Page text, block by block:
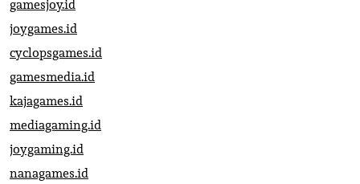
gamesjoy.id
joygames.id
cyclopsgames.id
gamesmedia.id
kajagames.id
mediagaming.id
joygaming.id
nanagames.id